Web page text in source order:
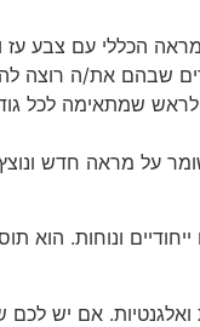
הכללי עם צבע עז
שבהם את/ה רוצה
שמתאימה לכל
על מראה חדש
ונוחות.
אם יש